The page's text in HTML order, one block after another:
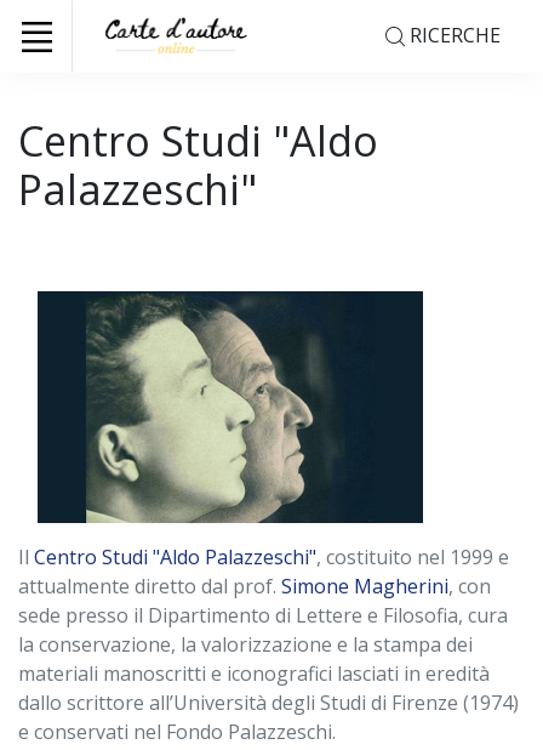
RICERCHE
Centro Studi "Aldo
Palazzeschi"
Il Centro Studi "Aldo Palazzeschi", costituito nel 1999 e
attualmente diretto dal prof. Simone Magherini, con
sede presso il Dipartimento di Lettere e Filosofia, cura
la conservazione, la valorizzazione e la stampa dei
materiali manoscritti e iconografici lasciati in eredità
dallo scrittore all’Università degli Studi di Firenze (1974)
e conservati nel Fondo Palazzeschi.